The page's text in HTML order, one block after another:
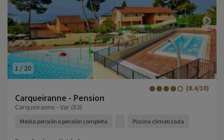
1 / 20
Carqueiranne - Pension
(8.4/10)
Carqueiranne - Var (83)
Media pensión o pensión completa Piscina climatizada